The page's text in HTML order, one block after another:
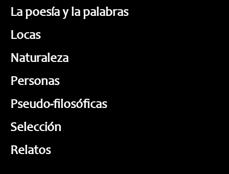
La poesía y la palabras
Locas
Naturaleza
Personas
Pseudo-filosóficas
Selección
Relatos